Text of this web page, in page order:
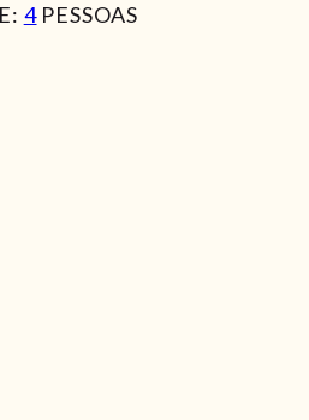
4 PESSOAS